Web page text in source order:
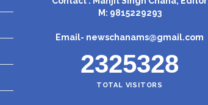
M: 9815229293
Email- newschanams@gmail.com
2325328
TOTAL VISITORS